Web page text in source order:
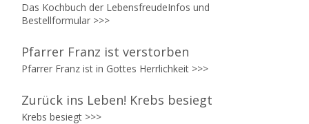
Das Kochbuch der LebensfreudeInfos und
Bestellformular >>>
Pfarrer Franz ist verstorben
Pfarrer Franz ist in Gottes Herrlichkeit >>>
Zurück ins Leben! Krebs besiegt
Krebs besiegt >>>